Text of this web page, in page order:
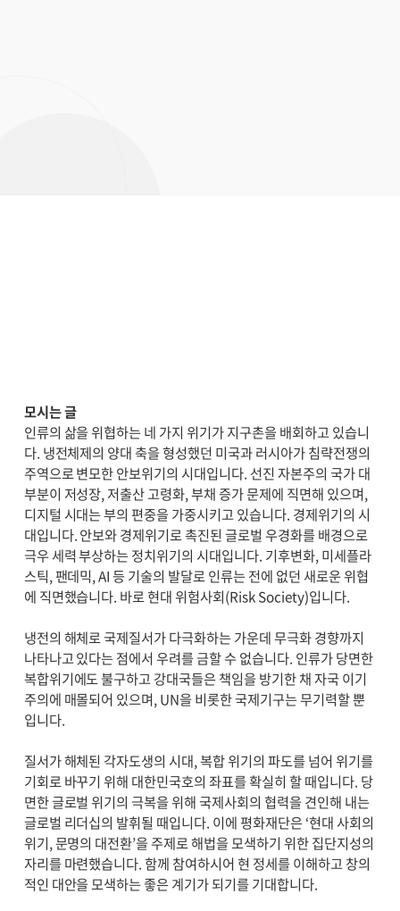
모시는 글
인류의 삶을 위협하는 네 가지 위기가 지구촌을 배회하고 있습니
다. 냉전체제의 양대 축을 형성했던 미국과 러시아가 침략전쟁의
주역으로 변모한 안보위기의 시대입니다. 선진 자본주의 국가 대
부분이 저성장, 저출산 고령화, 부채 증가 문제에 직면해 있으며,
디지털 시대는 부의 편중을 가중시키고 있습니다. 경제위기의 시
대입니다. 안보와 경제위기로 촉진된 글로벌 우경화를 배경으로
극우 세력 부상하는 정치위기의 시대입니다. 기후변화, 미세플라
스틱, 팬데믹, AI 등 기술의 발달로 인류는 전에 없던 새로운 위협
에 직면했습니다. 바로 현대 위험사회(Risk Society)입니다.
냉전의 해체로 국제질서가 다극화하는 가운데 무극화 경향까지
나타나고 있다는 점에서 우려를 금할 수 없습니다. 인류가 당면한
복합위기에도 불구하고 강대국들은 책임을 방기한 채 자국 이기
주의에 매몰되어 있으며, UN을 비롯한 국제기구는 무기력할 뿐
입니다.
질서가 해체된 각자도생의 시대, 복합 위기의 파도를 넘어 위기를
기회로 바꾸기 위해 대한민국호의 좌표를 확실히 할 때입니다. 당
면한 글로벌 위기의 극복을 위해 국제사회의 협력을 견인해 내는
글로벌 리더십의 발휘될 때입니다. 이에 평화재단은 ‘현대 사회의
위기, 문명의 대전환’을 주제로 해법을 모색하기 위한 집단지성의
자리를 마련했습니다. 함께 참여하시어 현 정세를 이해하고 창의
적인 대안을 모색하는 좋은 계기가 되기를 기대합니다.